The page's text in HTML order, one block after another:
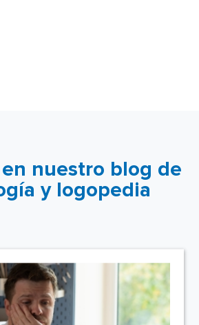
nuestro blog de
y logopedia